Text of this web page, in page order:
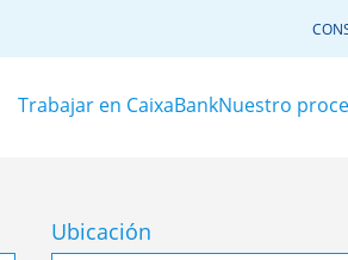
Trabajar en CaixaBankNuestro
Ubicación